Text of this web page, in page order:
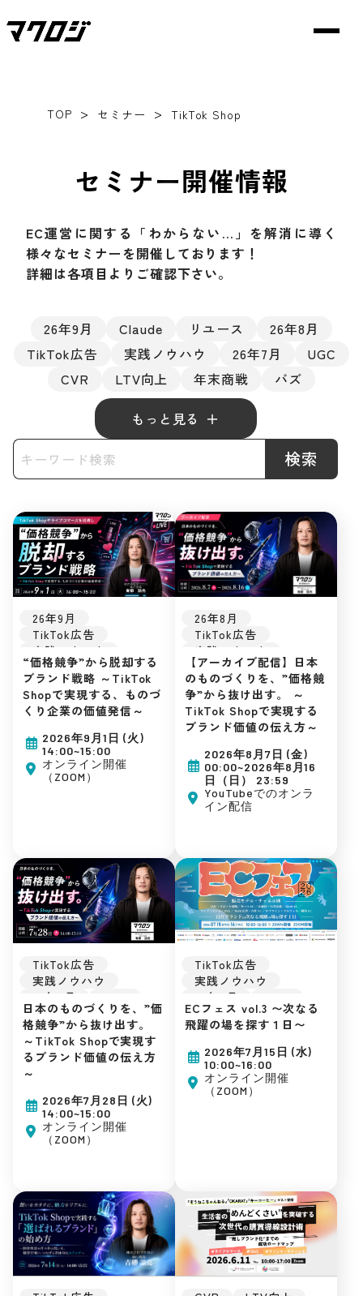
TOP > セミナー > TikTok Shop
セミナー開催情報
EC運営に関する「わからない…」を解消に導く
様々なセミナーを開催しております！
詳細は各項目よりご確認下さい。
26年9月 Claude リユース
26年8月
TikTok広告
実践ノウハウ 26年7月
UGC
CVR
LTV向上 年末商戦 バズ
もっと見る
検索
26年9月
TikTok広告
実践ノウハウ
UGC
バズ
ライブ配信
TikTok Shop
EC戦略
初めてのEC
広告運用
集客ノウハウ
“価格競争”から脱却する
ブランド戦略 ～TikTok
Shopで実現する、ものづ
くり企業の価値発信～
2026年9月1日 (火)
14:00~15:00
オンライン開催
（ZOOM）
26年8月
TikTok広告
実践ノウハウ
UGC
バズ
ライブ配信
TikTok Shop
EC戦略
アーカイブ配信
初めてのEC
広告運用
集客ノウハウ
【アーカイブ配信】日本
のものづくりを、”価格競
争”から抜け出す。 ～
TikTok Shopで実現する
ブランド価値の伝え方～
2026年8月7日 (金)
00:00~2026年8月16
日（日） 23:59
YouTubeでのオンラ
イン配信
TikTok広告
実践ノウハウ
26年7月
バズ
ライブ配信
TikTok Shop
EC戦略
初めてのEC
集客ノウハウ
日本のものづくりを、”価
格競争”から抜け出す。
～TikTok Shopで実現す
るブランド価値の伝え方
～
2026年7月28日 (火)
14:00~15:00
オンライン開催
（ZOOM）
TikTok広告
実践ノウハウ
26年7月
CVR
LTV向上
Amazon戦略
Amazonマーケティン
グ
TikTok Shop
Instagram
初めてのEC
広告運用
集客ノウハウ
ECフェス vol.3 〜次なる
飛躍の場を探す１日〜
2026年7月15日 (水)
10:00~16:00
オンライン開催
（ZOOM）